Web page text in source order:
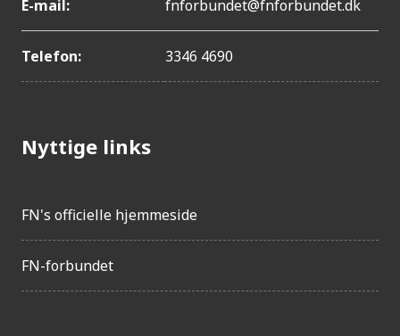
E-mail: fnforbundet@fnforbundet.dk
Telefon: 3346 4690
Nyttige links
FN's officielle hjemmeside
FN-forbundet